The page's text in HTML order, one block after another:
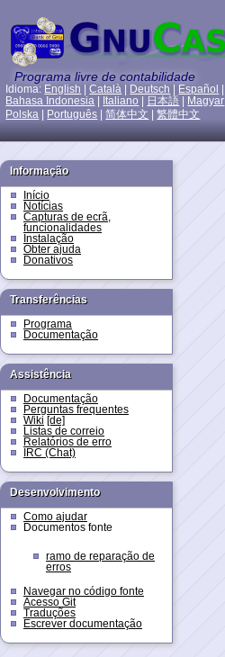
Programa livre de contabilidade
Idioma: English |Català Deutsch Español
Bahasa Indonesia
Italiano 日本語 Magyar
Polska
Português |简体中文 |繁體中文
Informação
Início
Notícias
Capturas de ecrã,
funcionalidades
Instalação
Obter ajuda
Donativos
Transferências
Programa
Documentação
Assistência
Documentação
Perguntas frequentes
Wiki [de]
Listas de correio
Relatórios de erro
IRC (Chat)
Desenvolvimento
Como ajudar
Documentos fonte
ramo de reparação de
erros
Navegar no código fonte
Acesso Git
Traduções
Escrever documentação